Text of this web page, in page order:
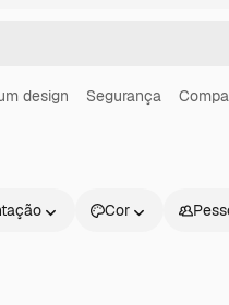
design Segurança
Cor